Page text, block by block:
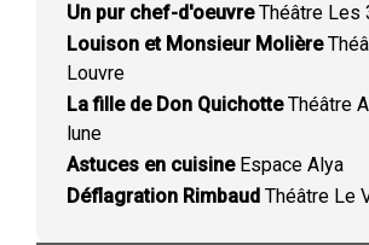
Un pur chef-d'oeuvreThéâtre Les
Louison et Monsieur Molière
Louvre
La fille de Don QuichotteThéâtre
lune
Astuces en cuisineEspace Alya
Déflagration Rimbaud Théâtre Le